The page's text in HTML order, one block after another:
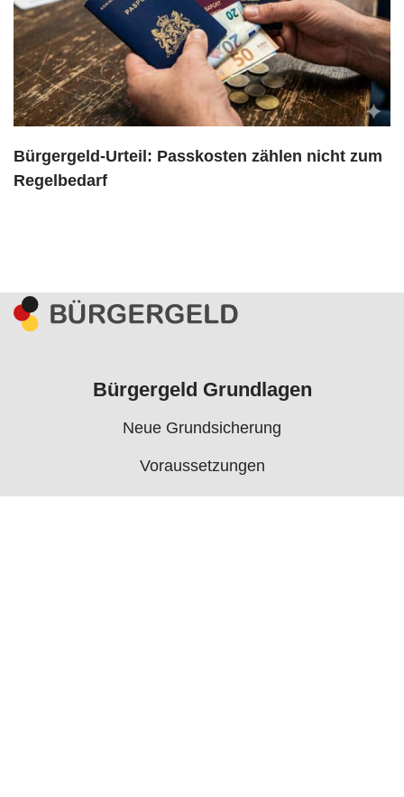
Bürgergeld-Urteil: Passkosten zählen nicht zum
Regelbedarf
Bürgergeld Grundlagen
Neue Grundsicherung
Voraussetzungen